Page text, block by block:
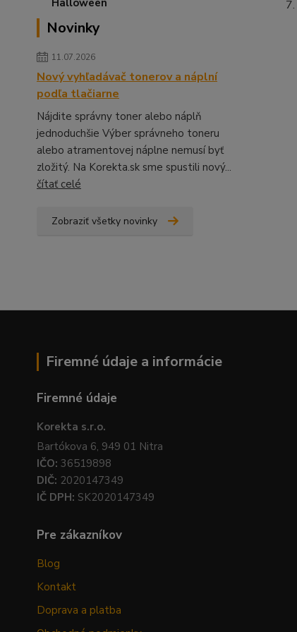
Novinky
11.07.2026
Nový vyhľadávač tonerov a náplní
podľa tlačiarne
Nájdite správny toner alebo náplň
jednoduchšie Výber správneho toneru
alebo atramentovej náplne nemusí byť
zložitý. Na Korekta.sk sme spustili nový...
čítať celé
Zobraziť všetky novinky
Firemné údaje a informácie
Firemné údaje
Korekta s.r.o.
Bartókova 6, 949 01 Nitra
IČO: 36519898
DIČ: 2020147349
IČ DPH: SK2020147349
Pre zákazníkov
Blog
Kontakt
Doprava a platba